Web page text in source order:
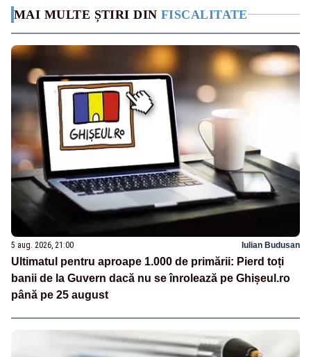
MAI MULTE ȘTIRI DIN FISCALITATE
5 aug. 2026, 21:00 Iulian Budusan
Ultimatul pentru aproape 1.000 de primării: Pierd toți
banii de la Guvern dacă nu se înrolează pe Ghișeul.ro
până pe 25 august